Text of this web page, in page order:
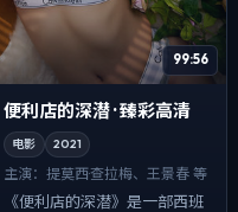
99:56
便利店的深潜 · 臻彩高清
电影 2021
主演： 提莫西·查拉梅、王景春 等
《便利店的深潜》是一部西班